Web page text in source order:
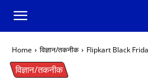
Home विज्ञान/तकनीक Flipkart Black
विज्ञान/तकनीक